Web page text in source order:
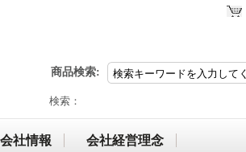
商品検索:
検索：
会社情報 会社経営理念